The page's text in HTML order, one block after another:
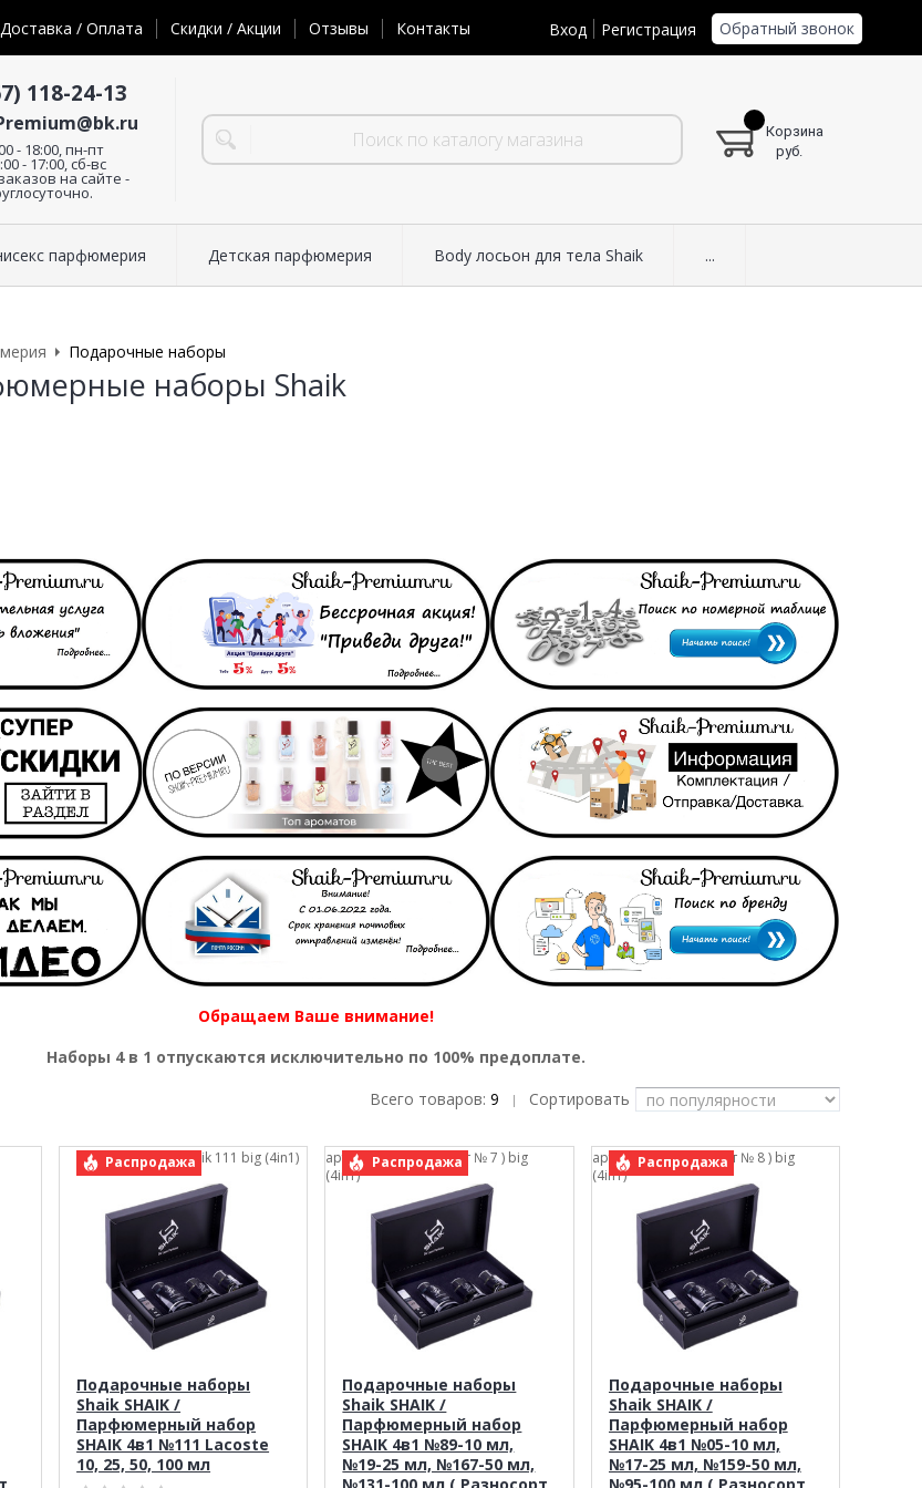
Доставка / Оплата Скидки / Акции Отзывы Контакты Вход Регистрация Обратный звонок
118-24-13
- 18:00, пн-пт
- 17:00, сб-вс
на сайте -
Корзина
руб.
парфюмерия Детская парфюмерия Body лосьон для тела Shaik ...
Подарочные наборы
наборы Shaik
Обращаем Ваше внимание!
Наборы 4 в 1 отпускаются исключительно по 100% предоплате.
Всего товаров: 9 | Сортировать
Распродажаарт.: Shaik 111 big (4in1)
Подарочные наборы
Shaik SHAIK /
Парфюмерный набор
SHAIK 4в1 №111 Lacoste
10, 25, 50, 100 мл
Распродажа
арт.: Shaik ( Разносорт № 7 ) big
(4in1)
Подарочные наборы
Shaik SHAIK /
Парфюмерный набор
SHAIK 4в1 №89-10 мл,
№19-25 мл, №167-50 мл,
Распродажа
арт.: Shaik ( Разносорт № 8 ) big
(4in1)
Подарочные наборы
Shaik SHAIK /
Парфюмерный набор
SHAIK 4в1 №05-10 мл,
№17-25 мл, №159-50 мл,